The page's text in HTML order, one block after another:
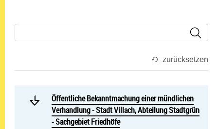
zurücksetzen
Mehr lesen: Öffentliche
Öffentliche Bekanntmachung einer mündlichen
Öffentliche Bekanntmachung einer mündlichen
Verhandlung - Stadt Villach, Abteilung Stadtgrün
- Sachgebiet Friedhöfe